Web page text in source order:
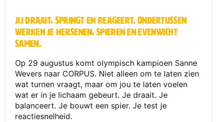
Jij draait, springt en reageert. Ondertussen
werken je hersenen, spieren en evenwicht
samen.
Op 29 augustus komt olympisch kampioen Sanne
Wevers naar CORPUS. Niet alleen om te laten zien
wat turnen vraagt, maar om jou te laten voelen
wat er in je lichaam gebeurt. Je draait. Je
balanceert. Je bouwt een spier. Je test je
reactiesnelheid.